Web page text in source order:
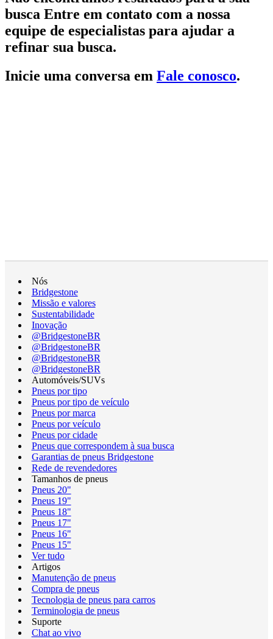
busca Entre em contato com a nossa
equipe de especialistas para ajudar a
refinar sua busca.
Inicie uma conversa em Fale conosco.
Nós
Bridgestone
Missão e valores
Sustentabilidade
Inovação
@BridgestoneBR
@BridgestoneBR
@BridgestoneBR
@BridgestoneBR
Automóveis/SUVs
Pneus por tipo
Pneus por tipo de veículo
Pneus por marca
Pneus por veículo
Pneus por cidade
Pneus que correspondem à sua busca
Garantias de pneus Bridgestone
Rede de revendedores
Tamanhos de pneus
Pneus 20"
Pneus 19"
Pneus 18"
Pneus 17"
Pneus 16"
Pneus 15"
Ver tudo
Artigos
Manutenção de pneus
Compra de pneus
Tecnologia de pneus para carros
Terminologia de pneus
Suporte
Chat ao vivo